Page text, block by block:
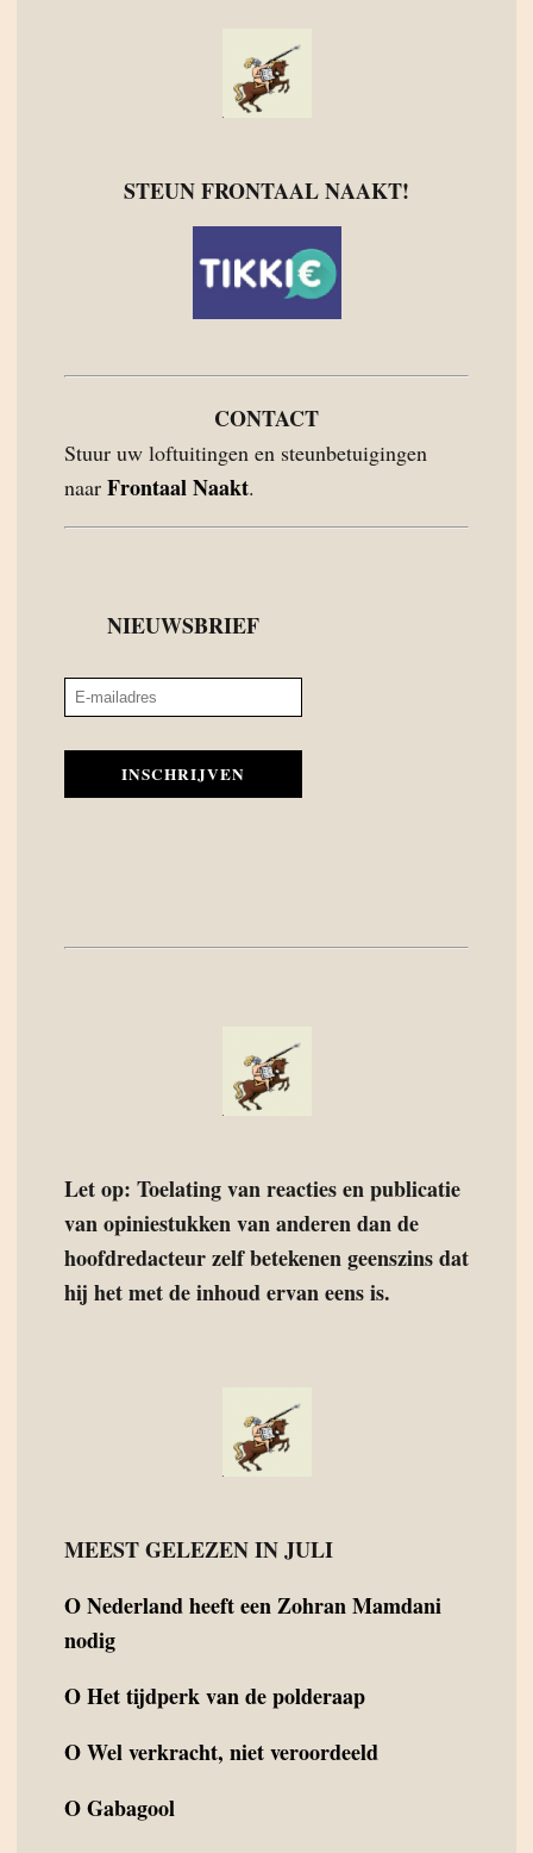
STEUN FRONTAAL NAAKT!
CONTACT
Stuur uw loftuitingen en steunbetuigingen
naar Frontaal Naakt.
NIEUWSBRIEF
INSCHRIJVEN
Let op: Toelating van reacties en publicatie
van opiniestukken van anderen dan de
hoofdredacteur zelf betekenen geenszins dat
hij het met de inhoud ervan eens is.
MEEST GELEZEN IN JULI
ONederland heeft een Zohran Mamdani
nodig
OHet tijdperk van de polderaap
OWel verkracht, niet veroordeeld
OGabagool